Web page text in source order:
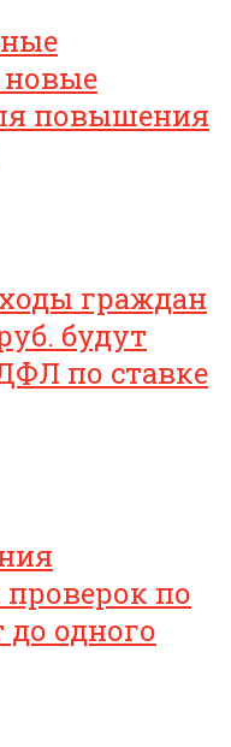
новые
повышения
граждан
будут
по ставке
по
одного